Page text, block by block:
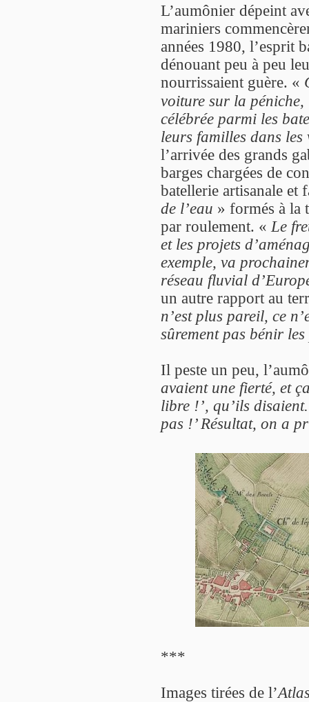
L’aumônier dépeint
mariniers
années 1980, l’esprit
dénouant peu à peu
nourrissaient guère. «
voiture sur la
célébrée parmi les
leurs familles dans les
l’arrivée des grands
barges chargées de
batellerie artisanale et
de l’eau » formés à la
par roulement. « Le
et les projets
exemple, va
réseau fluvial
un autre rapport au
n’est plus pareil, ce
sûrement pas bénir
Il peste un peu,
avaient une fierté, et
libre !’, qu’ils
pas !’ Résultat, on a
***
Images tirées de l’